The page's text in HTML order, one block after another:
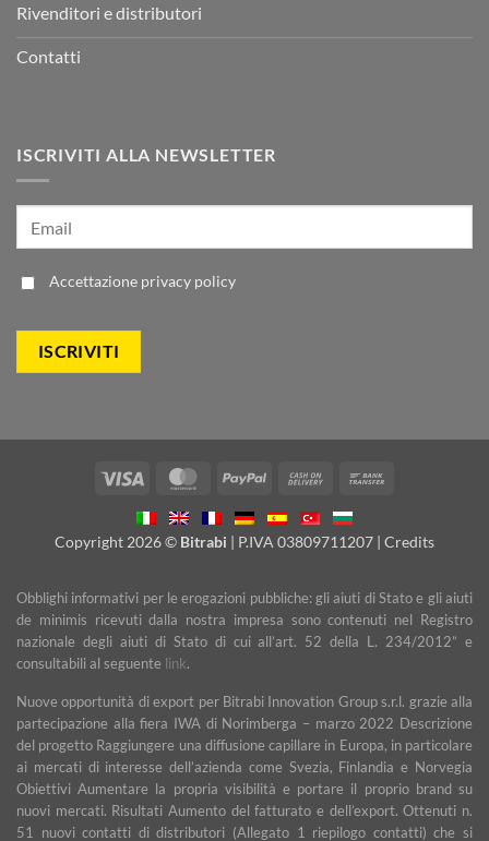
Rivenditori e distributori
Contatti
ISCRIVITI ALLA NEWSLETTER
Accettazione privacy policy
Visa MasterCardPayPal
Cash
Delivery
Copyright 2026 © Bitrabi | P.IVA 03809711207 | Credits
Obblighi informativi per le erogazioni pubbliche: gli aiuti di Stato e gli aiuti
de minimis ricevuti dalla nostra impresa sono contenuti nel Registro
nazionale degli aiuti di Stato di cui all’art. 52 della L. 234/2012” e
consultabili al seguente link.
Nuove opportunità di export per Bitrabi Innovation Group s.r.l. grazie alla
partecipazione alla fiera IWA di Norimberga – marzo 2022 Descrizione
del progetto Raggiungere una diffusione capillare in Europa, in particolare
ai mercati di interesse dell’azienda come Svezia, Finlandia e Norvegia
Obiettivi Aumentare la propria visibilità e portare il proprio brand su
nuovi mercati. Risultati Aumento del fatturato e dell’export. Ottenuti n.
51 nuovi contatti di distributori (Allegato 1 riepilogo contatti) che si